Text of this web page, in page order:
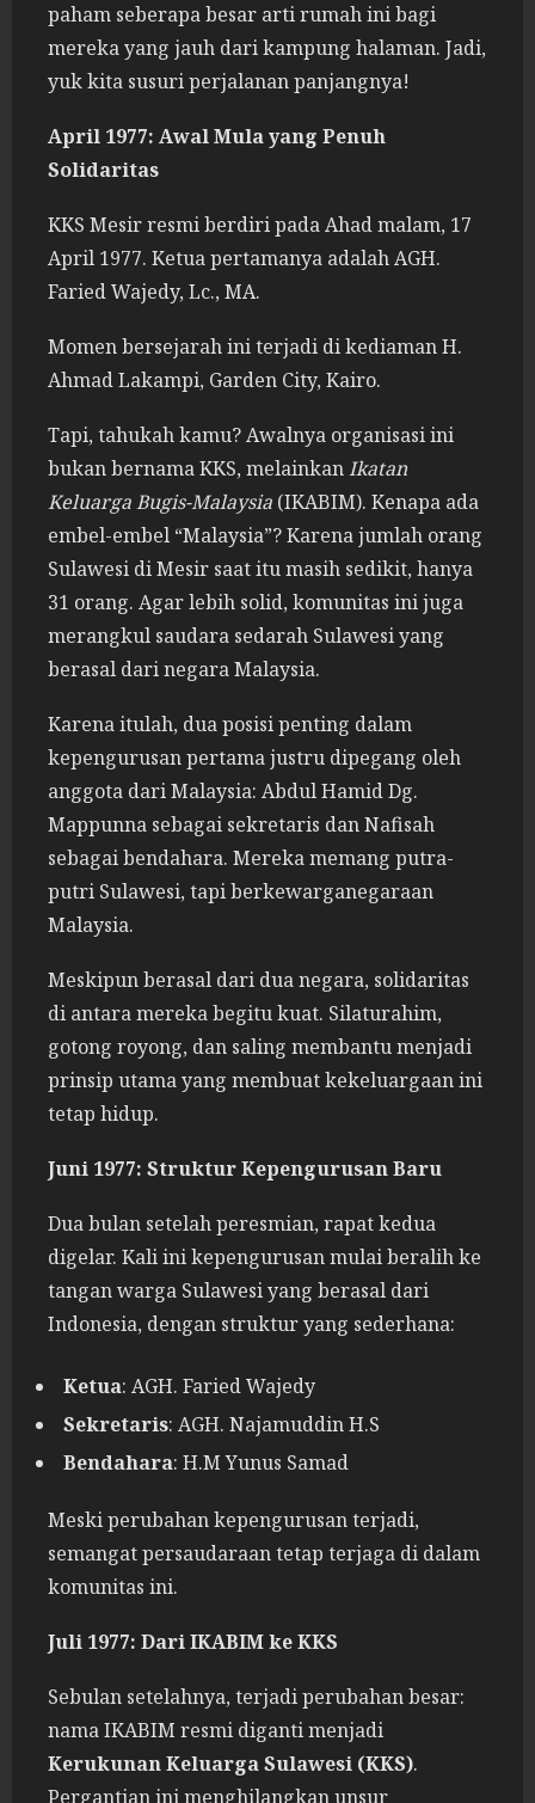
paham seberapa besar arti rumah ini bagi
mereka yang jauh dari kampung halaman. Jadi,
yuk kita susuri perjalanan panjangnya!
April 1977: Awal Mula yang Penuh
Solidaritas
KKS Mesir resmi berdiri pada Ahad malam, 17
April 1977. Ketua pertamanya adalah AGH.
Faried Wajedy, Lc., MA.
Momen bersejarah ini terjadi di kediaman H.
Ahmad Lakampi, Garden City, Kairo.
Tapi, tahukah kamu? Awalnya organisasi ini
bukan bernama KKS, melainkanIkatan
Keluarga Bugis-Malaysia (IKABIM). Kenapa ada
embel-embel “Malaysia”? Karena jumlah orang
Sulawesi di Mesir saat itu masih sedikit, hanya
31 orang. Agar lebih solid, komunitas ini juga
merangkul saudara sedarah Sulawesi yang
berasal dari negara Malaysia.
Karena itulah, dua posisi penting dalam
kepengurusan pertama justru dipegang oleh
anggota dari Malaysia: Abdul Hamid Dg.
Mappunna sebagai sekretaris dan Nafisah
sebagai bendahara. Mereka memang putra-
putri Sulawesi, tapi berkewarganegaraan
Malaysia.
Meskipun berasal dari dua negara, solidaritas
di antara mereka begitu kuat. Silaturahim,
gotong royong, dan saling membantu menjadi
prinsip utama yang membuat kekeluargaan ini
tetap hidup.
Juni 1977: Struktur Kepengurusan Baru
Dua bulan setelah peresmian, rapat kedua
digelar. Kali ini kepengurusan mulai beralih ke
tangan warga Sulawesi yang berasal dari
Indonesia, dengan struktur yang sederhana:
Ketua: AGH. Faried Wajedy
Sekretaris: AGH. Najamuddin H.S
Bendahara: H.M Yunus Samad
Meski perubahan kepengurusan terjadi,
semangat persaudaraan tetap terjaga di dalam
komunitas ini.
Juli 1977: Dari IKABIM ke KKS
Sebulan setelahnya, terjadi perubahan besar:
nama IKABIM resmi diganti menjadi
Kerukunan Keluarga Sulawesi (KKS).
Pergantian ini menghilangkan unsur